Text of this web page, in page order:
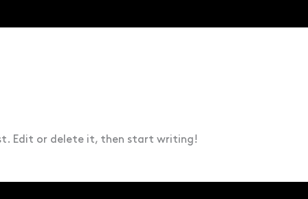
Edit or delete it, then start writing!